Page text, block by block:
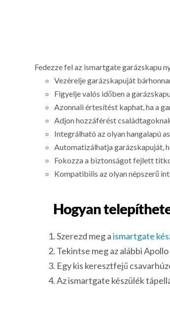
Fedezze fel az ismartgate garázskapu
Vezérelje garázskapuját
Figyelje valós időben a
Azonnali értesítést kaphat, ha a
Adjon hozzáférést
Integrálható az olyan hangalapú
Automatizálhatja garázskapuját,
Fokozza a biztonságot fejlett
Kompatibilis az olyan népszerű
Hogyan
Szerezd meg aismartgate
Tekintse meg az alábbi
Egy kis keresztfejű
Az ismartgate készülék